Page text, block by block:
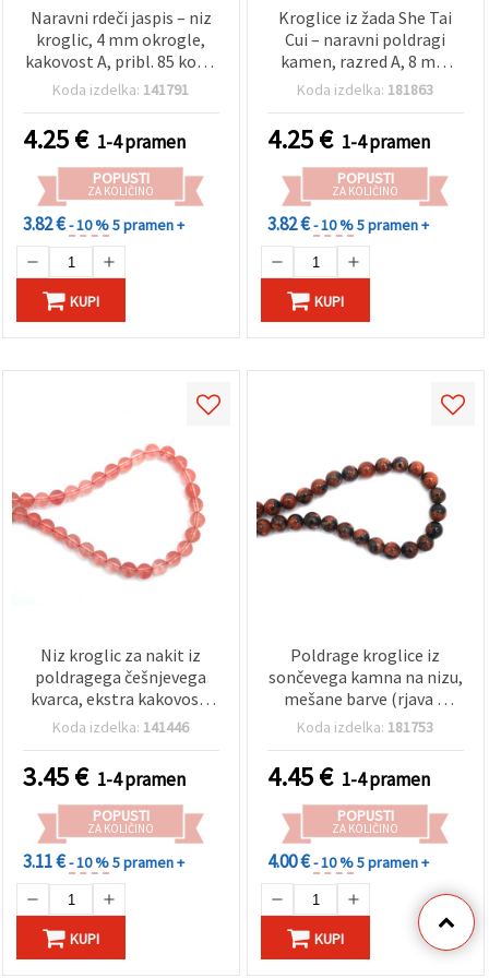
Naravni rdeči jaspis – niz
kroglic, 4 mm okrogle,
kakovost A, pribl. 85 kos –
kroglice iz poldragih
nakita, zapestnic, ogrlic
in uhanov
Koda izdelka: 141791
4.25€ 1-4 pramen
POPUSTI
ZA KOLIČINO
3.82 €- 10 %5 pramen +
KUPI
Kroglice iz žada She Tai
Cui – naravni poldragi
kamen, razred A, 8 mm
matirane okrogle,
kosov, za izdelavo nakita,
DIY zapestnice in ogrlice
Koda izdelka: 181863
4.25€ 1-4 pramen
POPUSTI
ZA KOLIČINO
3.82 €- 10 %5 pramen +
KUPI
Niz kroglic za nakit iz
poldragega češnjevega
kvarca, ekstra kakovost,
okrogle, 10 mm, ~37
Koda izdelka: 141446
3.45€ 1-4 pramen
POPUSTI
ZA KOLIČINO
3.11 €- 10 %5 pramen +
KUPI
Poldrage kroglice iz
sončevega kamna na nizu,
mešane barve (rjava &
modra) – 8 mm okrogle,
kosov, za izdelavo nakita
in DIY ustvarjanje
Koda izdelka: 181753
4.45€ 1-4 pramen
POPUSTI
ZA KOLIČINO
4.00 €- 10 %5 pramen +
KUPI